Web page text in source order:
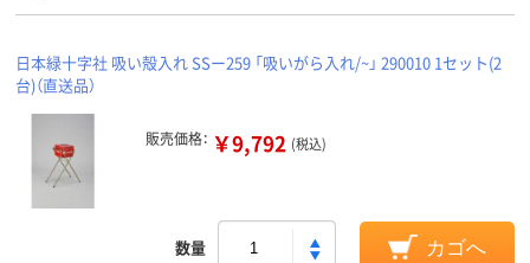
日本緑十字社 吸い殻入れ SSー259 「吸いがら入れ/~」 290010 1セット(2
台)（直送品）
販売価格： ￥9,792 (税込)
数量 カゴへ